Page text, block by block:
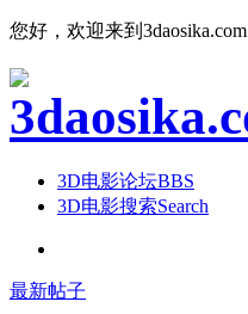
您好，欢迎来到3daosika.com
3D电影论坛BBS
3D电影搜索Search
最新帖子